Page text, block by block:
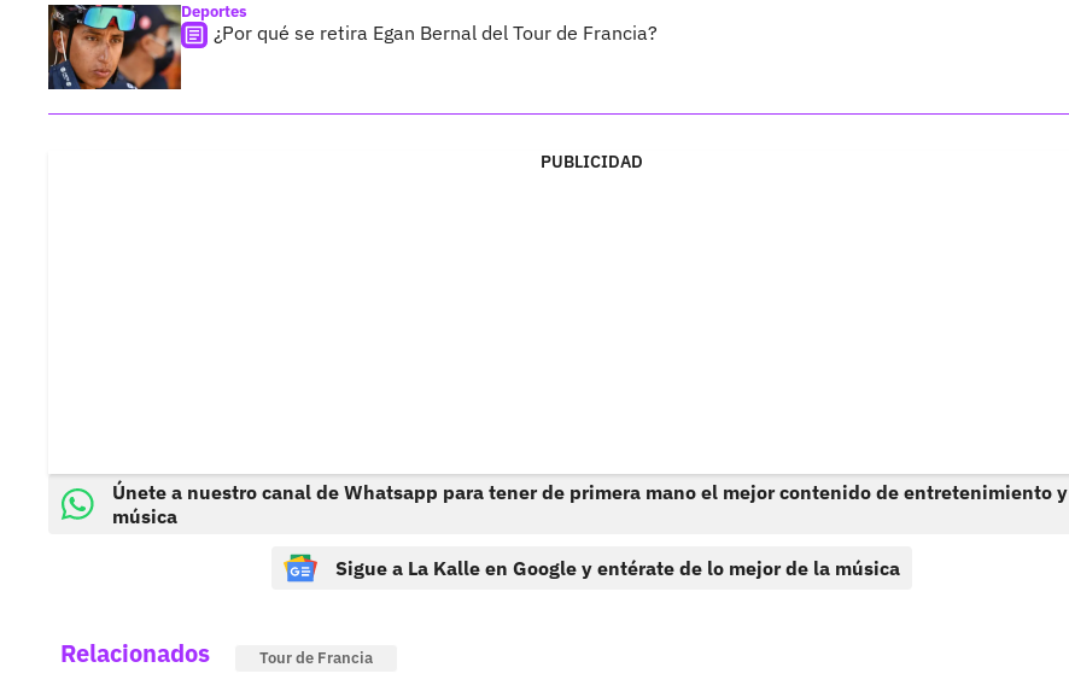
Deportes
¿Por qué se retira Egan Bernal del Tour de Francia?
PUBLICIDAD
Únete a nuestro canal de Whatsapp para tener de primera mano el mejor contenido de entretenimiento y
música
Sigue a La Kalle en Google y entérate de lo mejor de la música
Relacionados Tour de Francia